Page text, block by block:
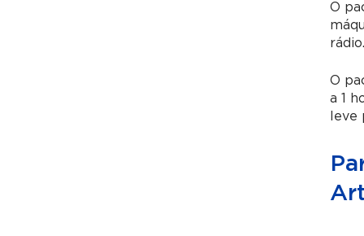
O
rádio.
O
a 1
leve